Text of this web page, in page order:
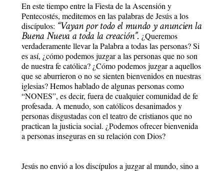
En este tiempo entre la Fiesta de la Ascensión y
Pentecostés, meditemos en las palabras de Jesús a los
discípulos: “Vayan por todo el mundo y anuncien la
Buena Nueva a toda la creación”. ¿Queremos
verdaderamente llevar la Palabra a todas las personas? Si
es así, ¿cómo podemos juzgar a las personas que no son
de nuestra fe católica? ¿Cómo podemos juzgar a aquellos
que se aburrieron o no se sienten bienvenidos en nuestras
iglesias? Hemos hablado de algunas personas como
“NONES”, es decir, fuera de cualquier comunidad de fe
profesada. A menudo, son católicos desanimados y
personas disgustadas con el teatro de cristianos que no
practican la justicia social. ¿Podemos ofrecer bienvenida
a personas inseguras en su relación con Dios?
Jesús no envió a los discípulos a juzgar al mundo, sino a